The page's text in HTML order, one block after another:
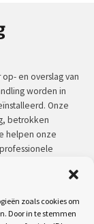
zoals cookies om
Door in te stemmen
en overslag van
worden in
Onze
betrokken
helpen onze